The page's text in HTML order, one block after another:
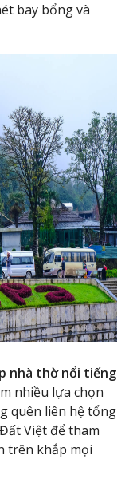
bay bổng và
nhà thờ nổi tiếng
nhiều lựa chọn
quên liên hệ tổng
Đất Việt để tham
trên khắp mọi